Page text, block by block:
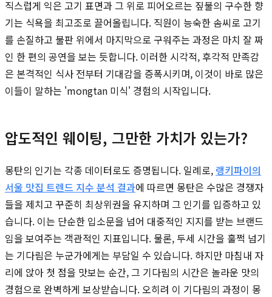
직스럽게 익은 고기 표면과 그 위로 피어오르는 짚불의 구수한 향
기는 식욕을 최고조로 끌어올립니다. 직원이 능숙한 솜씨로 고기
를 손질하고 불판 위에서 마지막으로 구워주는 과정은 마치 잘 짜
인 한 편의 공연을 보는 듯합니다. 이러한 시각적, 후각적 만족감
은 본격적인 식사 전부터 기대감을 증폭시키며, 이것이 바로 많은
이들이 말하는 'mongtan 미식' 경험의 시작입니다.
압도적인 웨이팅, 그만한 가치가 있는가?
몽탄의 인기는 각종 데이터로도 증명됩니다. 일례로, 랭키파이의
서울 맛집 트렌드 지수 분석 결과에 따르면 몽탄은 수많은 경쟁자
들을 제치고 꾸준히 최상위권을 유지하며 그 인기를 입증하고 있
습니다. 이는 단순한 입소문을 넘어 대중적인 지지를 받는 브랜드
임을 보여주는 객관적인 지표입니다. 물론, 두세 시간을 훌쩍 넘기
는 기다림은 누군가에게는 부담일 수 있습니다. 하지만 마침내 자
리에 앉아 첫 점을 맛보는 순간, 그 기다림의 시간은 놀라운 맛의
경험으로 완벽하게 보상받습니다. 오히려 이 기다림의 과정이 몽